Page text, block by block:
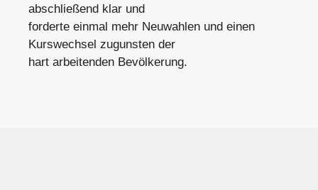
abschließend klar und
forderte einmal mehr Neuwahlen und einen
Kurswechsel zugunsten der
hart arbeitenden Bevölkerung.